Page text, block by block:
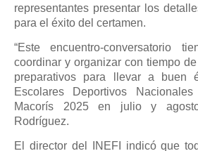
representantes presentar los
para el éxito del certamen.
“Este encuentro-conversatorio
coordinar y organizar con tiempo
preparativos para llevar a buen
Escolares Deportivos
Macorís 2025 en julio y
Rodríguez.
El director del INEFI indicó que